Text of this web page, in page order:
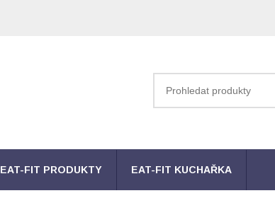
EAT-FIT PRODUKTY EAT-FIT KUCHAŘKA